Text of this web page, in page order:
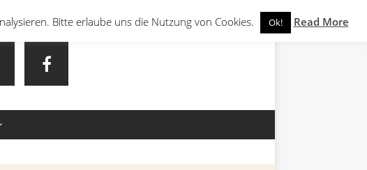
Bitte erlaube uns die Nutzung von Cookies. Ok! Read More